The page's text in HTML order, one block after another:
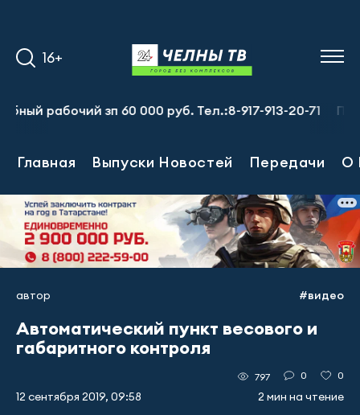
16+
зп 60 000 руб. Тел.:8-917-913-20-71
Главная Выпуски Новостей Передачи О
автор #видео
Автоматический пункт весового и
габаритного контроля
12 сентября 2019, 09:58
797 0 0
2 мин на чтение